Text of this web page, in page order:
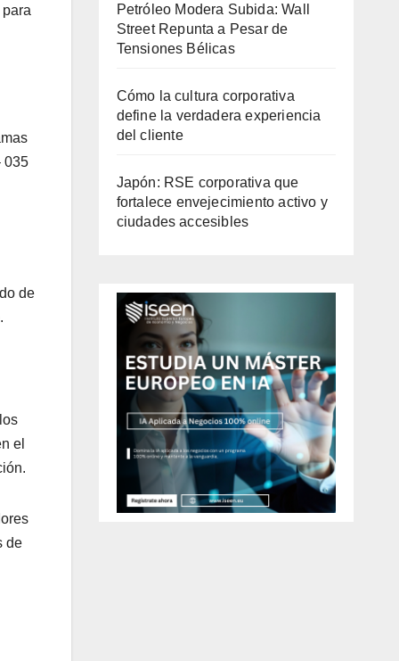
035
de
el
de
Petróleo Modera Subida: Wall
Street Repunta a Pesar de
Tensiones Bélicas
Cómo la cultura corporativa
define la verdadera experiencia
del cliente
Japón: RSE corporativa que
fortalece envejecimiento activo y
ciudades accesibles